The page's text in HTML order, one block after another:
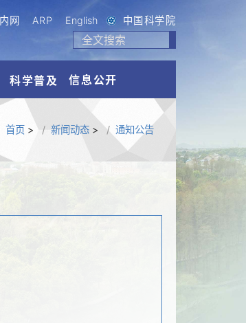
内网 ARP English 中国科学院
科学普及 信息公开
首页> 新闻动态> 通知公告